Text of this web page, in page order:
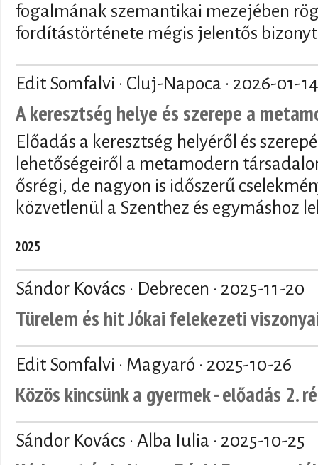
fogalmának szemantikai mezejében
fordítástörténete mégis jelentős
Edit Somfalvi · Cluj-Napoca · 2026-01-14
A keresztség helye és szerepe a
Előadás a keresztség helyéről és
lehetőségeiről a metamodern
ősrégi, de nagyon is időszerű
közvetlenül a Szenthez és egymáshoz
2025
Sándor Kovács · Debrecen · 2025-11-20
Türelem és hit Jókai felekezeti
Edit Somfalvi · Magyaró · 2025-10-26
Közös kincsünk a gyermek - előadás 2.
Sándor Kovács · Alba Iulia · 2025-10-25